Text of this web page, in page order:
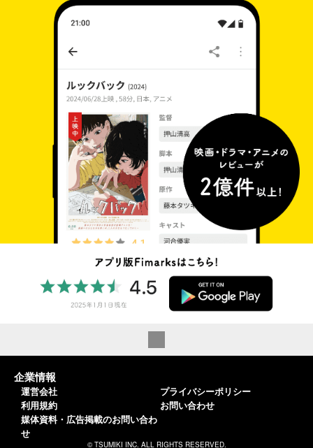
企業情報
運営会社
利用規約
媒体資料・広告掲載のお問い合わ
せ
プライバシーポリシー
お問い合わせ
© TSUMIKI INC. ALL RIGHTS RESERVED.